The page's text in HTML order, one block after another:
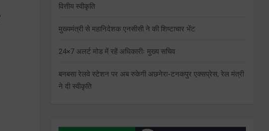
वित्तीय स्वीकृति
मुख्यमंत्री से महानिदेशक एनसीसी ने की शिष्टाचार भेंट
24×7 अलर्ट मोड में रहें अधिकारीः मुख्य सचिव
बनबसा रेलवे स्टेशन पर अब रुकेगी अछनेरा-टनकपुर एक्सप्रेस, रेल मंत्री
ने दी स्वीकृति